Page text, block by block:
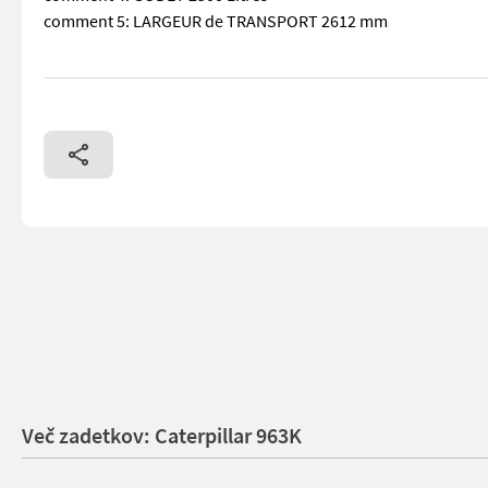
comment 5: LARGEUR de TRANSPORT 2612 mm
== More details (EN) == Air Conditioner Arrangement
Več zadetkov: Caterpillar 963K